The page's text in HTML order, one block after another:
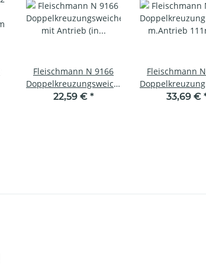
Fleischmann N 9166
Doppelkreuzungsweiche
mit Antrieb (in OVP rot-
22,59 € *
Fleischmann
m.Antrieb33,69 €